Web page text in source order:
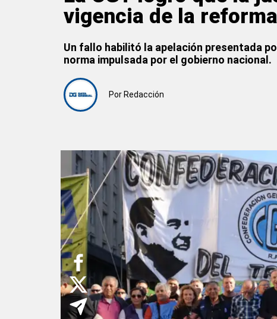
vigencia de la
Un fallo habilitó la apelación presentada
norma impulsada por el gobierno nacional.
Por Redacción